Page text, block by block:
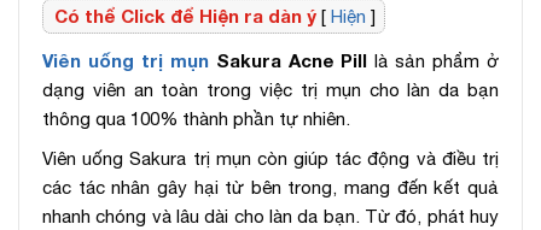
Có thể Click để Hiện ra dàn ý [ Hiện ]
Viên uống trị mụnSakura Acne Pill là sản phẩm ở
dạng viên an toàn trong việc trị mụn cho làn da bạn
thông qua 100% thành phần tự nhiên.
Viên uống Sakura trị mụn còn giúp tác động và điều trị
các tác nhân gây hại từ bên trong, mang đến kết quả
nhanh chóng và lâu dài cho làn da bạn. Từ đó, phát huy